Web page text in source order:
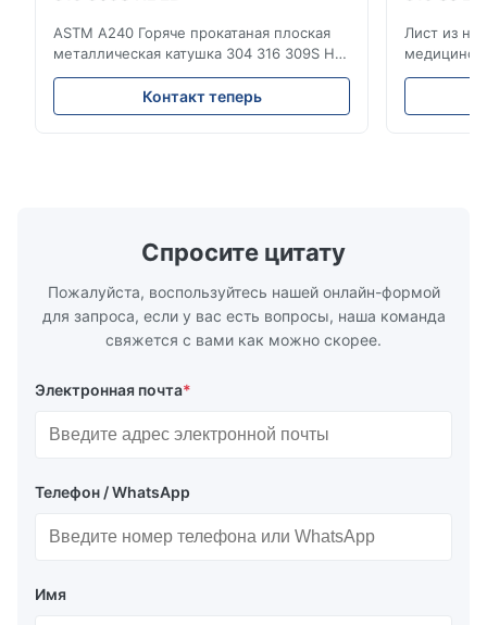
ASTM A240 Горяче прокатаная плоская
металлическая катушка 304 316 309S HL
2D Горяче-холодно прокатаная катушка
из нержавеющей стали 304 316 309S 310
310S 316L 321 ASTM A240 Спецификации
Контакт теперь
Лист из
Цена на
Спросите цитату
Пожалуйста, воспользуйтесь нашей онлайн-формой
для запроса, если у вас есть вопросы, наша команда
свяжется с вами как можно скорее.
Электронная почта*
Телефон / WhatsApp
Имя